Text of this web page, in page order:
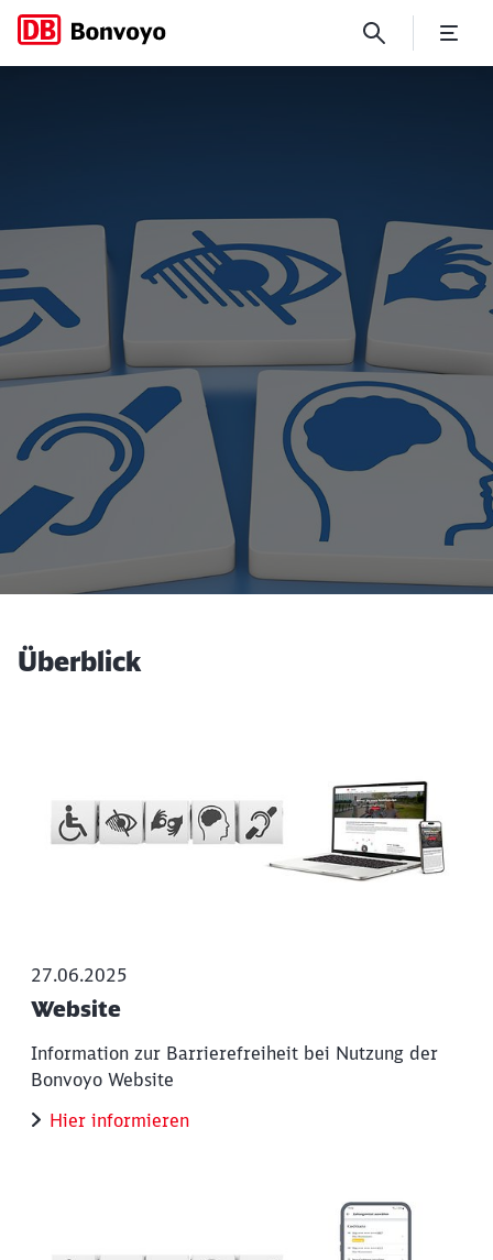
Überblick
27.06.2025
Website
Information zur Barrierefreiheit bei Nutzung der
Bonvoyo Website
Hier informieren